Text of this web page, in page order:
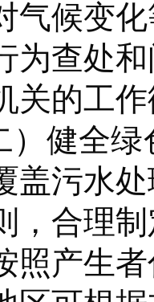
气候变
为查处
关的工
）健全
盖污水
，合理
照产生